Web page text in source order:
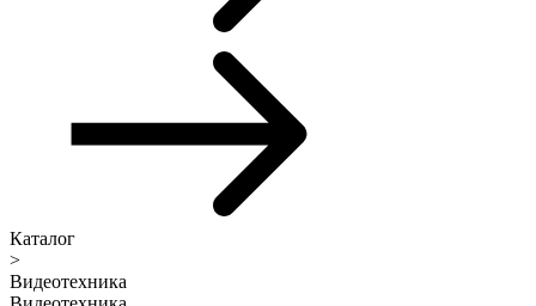
Каталог
>
Видеотехника